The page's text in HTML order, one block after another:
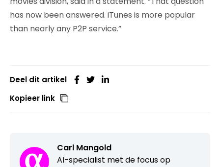
has now been answered. iTunes is more popular
than nearly any P2P service.”
Deel dit artikel
Kopieer link
Carl Mangold
AI-specialist met de focus op